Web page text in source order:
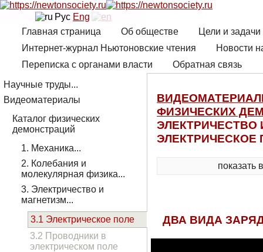
Рус Eng
Главная страница
Об обществе
Цели и
Интернет-журнал Ньютоновские чтения
Новости
Переписка с органами власти
Обратная связь
ФИЗИЧЕСКИХ
ЭЛЕКТРИЧЕСТВО
ЭЛЕКТРИЧЕСКОЕ
показать
ДВА ВИДА
Научные труды...
Видеоматериалы
Каталог физических
демонстраций
1. Механика...
2. Колебания и
молекулярная физика...
3. Электричество и
магнетизм...
3.1 Электрическое поле
3.2 Проводники в
электрическом поле